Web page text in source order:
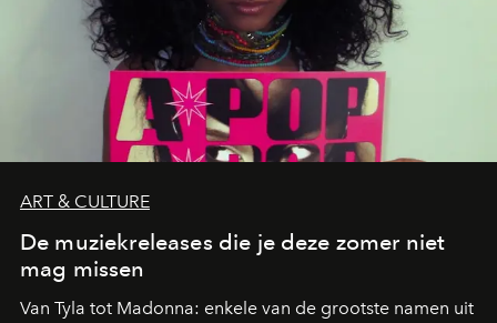
ART & CULTURE
De muziekreleases die je deze zomer niet
mag missen
Van Tyla tot Madonna: enkele van de grootste namen uit